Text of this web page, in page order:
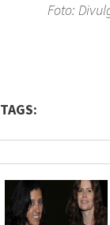
Foto:
TAGS: